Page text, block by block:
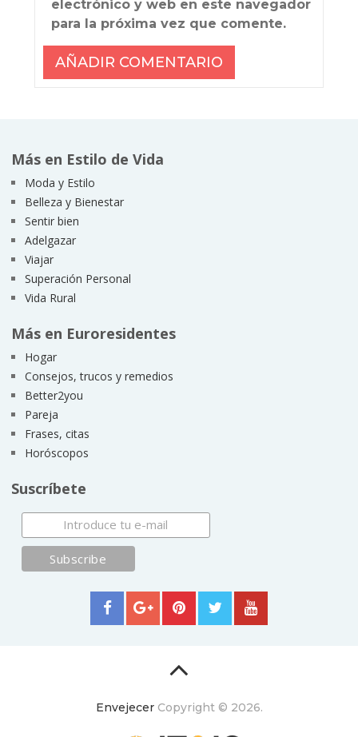
electrónico y web en este navegador
para la próxima vez que comente.
Más en Estilo de Vida
Moda y Estilo
Belleza y Bienestar
Sentir bien
Adelgazar
Viajar
Superación Personal
Vida Rural
Más en Euroresidentes
Hogar
Consejos, trucos y remedios
Better2you
Pareja
Frases, citas
Horóscopos
Suscríbete
EnvejecerCopyright © 2026.